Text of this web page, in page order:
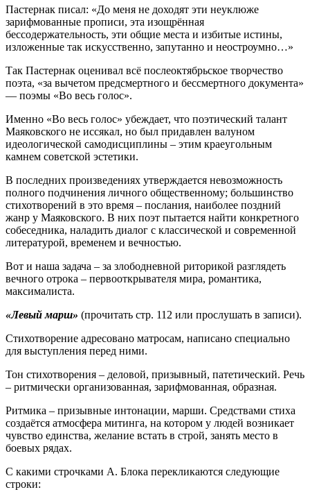
Пастернак писал: «До меня не доходят эти неуклюже
зарифмованные прописи, эта изощрённая
бессодержательность, эти общие места и избитые истины,
изложенные так искусственно, запутанно и неостроумно…»
Так Пастернак оценивал всё послеоктябрьское творчество
поэта, «за вычетом предсмертного и бессмертного документа»
— поэмы «Во весь голос».
Именно «Во весь голос» убеждает, что поэтический талант
Маяковского не иссякал, но был придавлен валуном
идеологической самодисциплины – этим краеугольным
камнем советской эстетики.
В последних произведениях утверждается невозможность
полного подчинения личного общественному; большинство
стихотворений в это время – послания, наиболее поздний
жанр у Маяковского. В них поэт пытается найти конкретного
собеседника, наладить диалог с классической и современной
литературой, временем и вечностью.
Вот и наша задача – за злободневной риторикой разглядеть
вечного отрока – первооткрывателя мира, романтика,
максималиста.
«Левый марш» (прочитать стр. 112 или прослушать в записи).
Стихотворение адресовано матросам, написано специально
для выступления перед ними.
Тон стихотворения – деловой, призывный, патетический. Речь
– ритмически организованная, зарифмованная, образная.
Ритмика – призывные интонации, марши. Средствами стиха
создаётся атмосфера митинга, на котором у людей возникает
чувство единства, желание встать в строй, занять место в
боевых рядах.
С какими строчками А. Блока перекликаются следующие
строки: